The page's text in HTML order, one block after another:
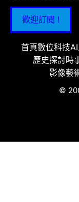
歡迎訂閱 !
首頁數位科技
歷史探討時
影像藝
©